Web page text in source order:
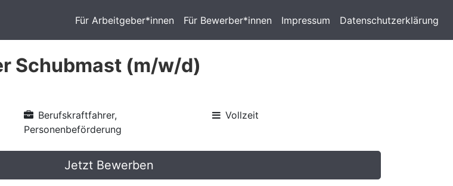
Für Arbeitgeber*innen Für Bewerber*innen Impressum Datenschutzerklärung
Schubmast (m/w/d)
Berufskraftfahrer,
Personenbeförderung
Vollzeit
Jetzt Bewerben